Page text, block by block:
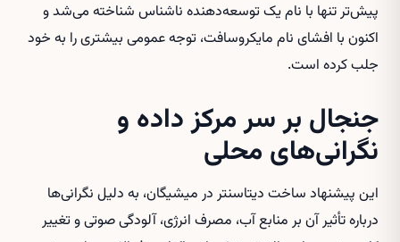
پیش‌تر تنها با نام یک توسعه‌دهنده ناشناس شناخته می‌شد و
اکنون با افشای نام مایکروسافت، توجه عمومی بیشتری را به خود
جلب کرده است.
جنجال بر سر مرکز داده و
نگرانی‌های محلی
این پیشنهاد ساخت دیتاسنتر در میشیگان، به دلیل نگرانی‌ها
درباره تأثیر آن بر منابع آب، مصرف انرژی، آلودگی صوتی و تغییر